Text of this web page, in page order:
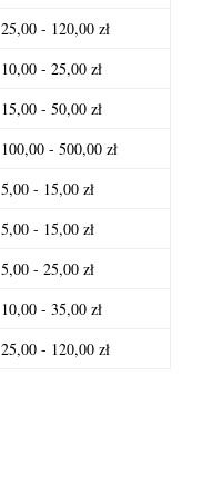
25,00 - 120,00 zł
10,00 - 25,00 zł
15,00 - 50,00 zł
100,00 - 500,00 zł
5,00 - 15,00 zł
5,00 - 15,00 zł
5,00 - 25,00 zł
10,00 - 35,00 zł
25,00 - 120,00 zł